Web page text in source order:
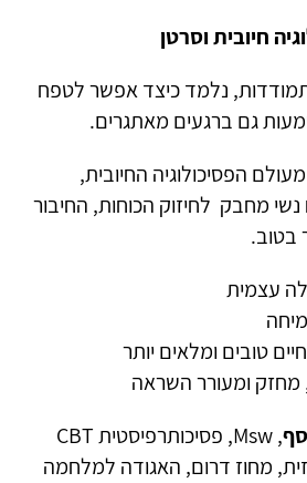
נלמד כיצד אפשר לטפח
גם ברגעים מאתגרים.
הפסיכולוגיה החיובית,
נשי מחבק לחיזוק הכוחות, החיבור
בטוב.
עצמית
טובים ומלאים יותר
מחזק ומעורר השראה
,
Msw, פסיכותרפיסטיתCBT
מחוז דרום, האגודה למלחמה